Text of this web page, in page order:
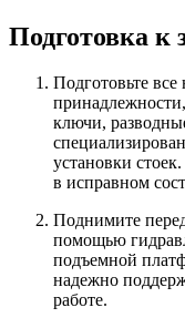
Подготовка к
Подготовьте
ключи,
установки
в исправном
Поднимите
помощью
подъемной
надежно
работе.